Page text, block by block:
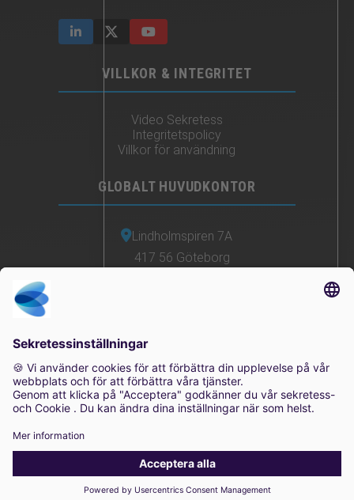
VILLKOR & INTEGRITET
Video Sekretess
Integritetspolicy
Villkor för användning
GLOBALT HUVUDKONTOR
Lindholmspiren 7A
417 56 Göteborg
© 2025 Irisity AB. Alla rättigheter förbehållna.